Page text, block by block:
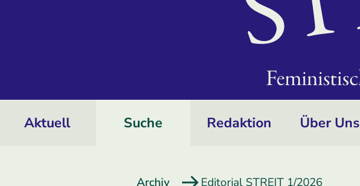
Aktuell Suche Redaktion Über Uns
Archiv Editorial STREIT 1/2026